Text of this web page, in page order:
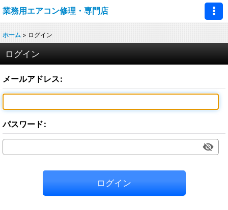
業務用エアコン修理・専門店
ホーム > ログイン
ログイン
メールアドレス:
パスワード:
ログイン